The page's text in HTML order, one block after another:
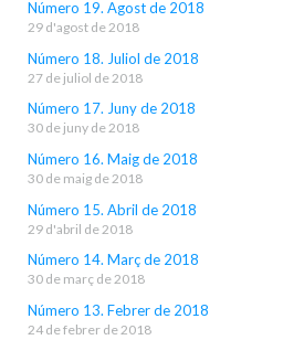
Número 19. Agost de 2018
29 d'agost de 2018
Número 18. Juliol de 2018
27 de juliol de 2018
Número 17. Juny de 2018
30 de juny de 2018
Número 16. Maig de 2018
30 de maig de 2018
Número 15. Abril de 2018
29 d'abril de 2018
Número 14. Març de 2018
30 de març de 2018
Número 13. Febrer de 2018
24 de febrer de 2018